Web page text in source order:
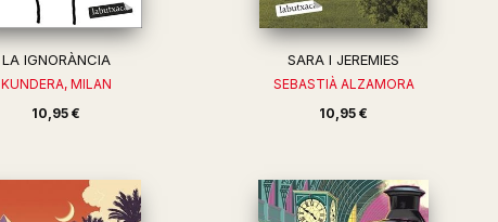
LA IGNORÀNCIA
KUNDERA, MILAN
10,95 €
SARA I JEREMIES
SEBASTIÀ ALZAMORA
10,95 €